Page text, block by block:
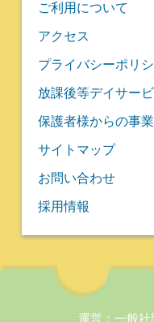
ご利用について
アクセス
プライバシーポリ
放課後等デイサー
保護者様からの事
サイトマップ
お問い合わせ
採用情報
運営： 一般社